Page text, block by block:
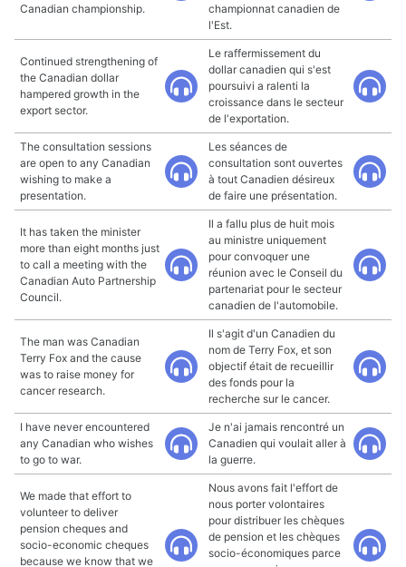
Canadian championship.
championnat canadien de
l'Est.
Continued strengthening of
the Canadian dollar
hampered growth in the
export sector.
Le raffermissement du
dollar canadien qui s'est
poursuivi a ralenti la
croissance dans le secteur
de l'exportation.
The consultation sessions
are open to any Canadian
wishing to make a
presentation.
Les séances de
consultation sont ouvertes
à tout Canadien désireux
de faire une présentation.
It has taken the minister
more than eight months just
to call a meeting with the
Canadian Auto Partnership
Council.
Il a fallu plus de huit mois
au ministre uniquement
pour convoquer une
réunion avec le Conseil du
partenariat pour le secteur
canadien de l'automobile.
The man was Canadian
Terry Fox and the cause
was to raise money for
cancer research.
Il s'agit d'un Canadien du
nom de Terry Fox, et son
objectif était de recueillir
des fonds pour la
recherche sur le cancer.
I have never encountered
any Canadian who wishes
to go to war.
Je n'ai jamais rencontré un
Canadien qui voulait aller à
la guerre.
We made that effort to
volunteer to deliver
pension cheques and
socio-economic cheques
because we know that we
Nous avons fait l'effort de
nous porter volontaires
pour distribuer les chèques
de pension et les chèques
socio-économiques parce